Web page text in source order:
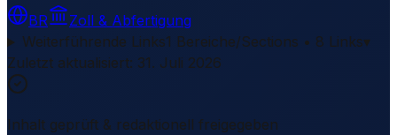
BR
Zoll & Abfertigung
Weiterführende Links1 Bereiche/Sections • 8 Links▾
Zuletzt aktualisiert: 31. Juli 2026
Inhalt geprüft & redaktionell freigegeben